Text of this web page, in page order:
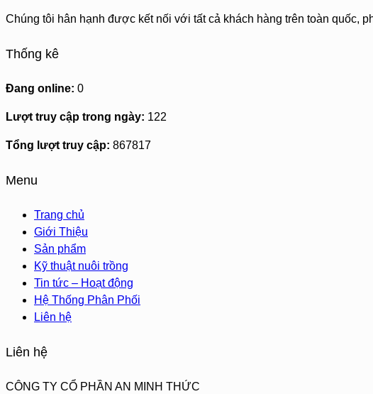
Chúng tôi hân hạnh được kết nối với tất cả khách hàng trên toàn quốc,
Thống kê
Đang online: 0
Lượt truy cập trong ngày: 122
Tổng lượt truy cập: 867817
Menu
Trang chủ
Giới Thiệu
Sản phẩm
Kỹ thuật nuôi trồng
Tin tức – Hoạt động
Hệ Thống Phân Phối
Liên hệ
Liên hệ
CÔNG TY CỔ PHẦN AN MINH THỨC